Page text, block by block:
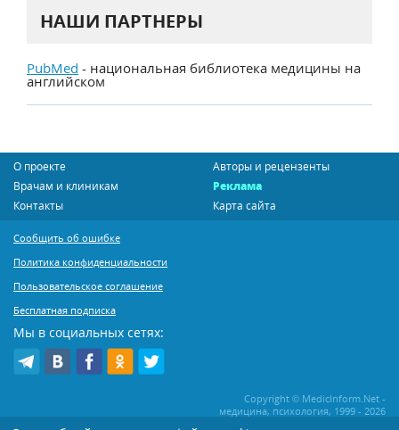
НАШИ ПАРТНЕРЫ
PubMed - национальная библиотека медицины на
английском
О проекте
Авторы и рецензенты
Врачам и клиникам
Реклама
Контакты
Карта сайта
Сообщить об ошибке
Политика конфиденциальности
Пользовательское соглашение
Бесплатная подписка
Мы в социальных сетях:
Copyright © MedicInform.Net -
медицина, психология, 1999 - 2026